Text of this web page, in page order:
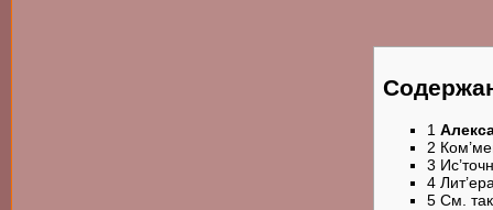
1
2
3
4
5 См.